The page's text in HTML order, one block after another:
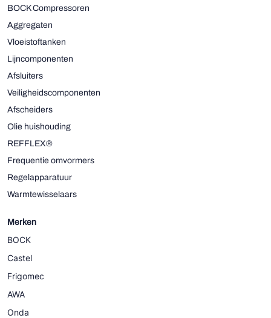
BOCK Compressoren
Aggregaten
Vloeistoftanken
Lijncomponenten
Afsluiters
Veiligheidscomponenten
Afscheiders
Olie huishouding
REFFLEX®
Frequentie omvormers
Regelapparatuur
Warmtewisselaars
Merken
BOCK
Castel
Frigomec
AWA
Onda